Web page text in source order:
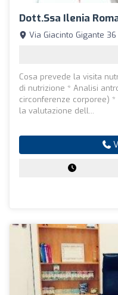
Dott.ssa Ilenia
Via Giacinto Gigante
Cosa prevede la visita
di nutrizione * Analisi
circonferenze corporee)
la valutazione dell...